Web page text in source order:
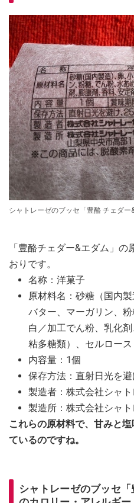
シャトレーゼのブッセ「豊酪 チェダ
「豊酪チェダー&エダム」
おりです。
名称：洋菓子
原材料名：砂糖（国内
バター、マーガリン、
白／加工でん粉、乳化
粘多糖類）、セルロース
内容量：1個
保存方法：直射日光を
製造者：株式会社シャ
製造所：株式会社シャ
これらの原材料で、甘みと
ているのですね。
シャトレーゼのブッセ「